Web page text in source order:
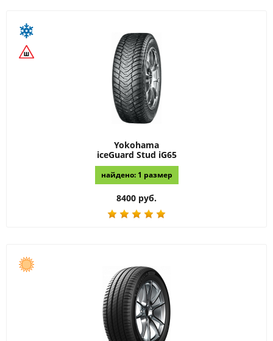
Yokohama
iceGuard Stud iG65
найдено: 1 размер
8400 руб.